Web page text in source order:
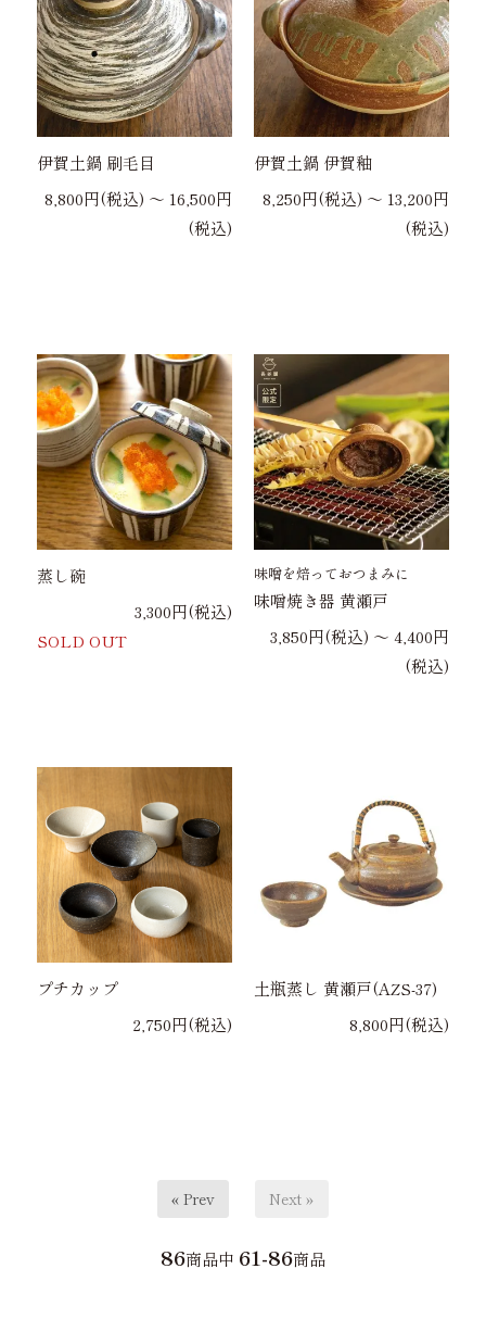
伊賀土鍋 刷毛目
8,800円(税込) 〜 16,500円
(税込)
伊賀土鍋 伊賀釉
8,250円(税込) 〜 13,200円
(税込)
蒸し碗
3,300円(税込)
SOLD OUT
味噌を焙っておつまみに
味噌焼き器 黄瀬戸
3,850円(税込) 〜 4,400円
(税込)
プチカップ
2,750円(税込)
土瓶蒸し 黄瀬戸(AZS-37)
8,800円(税込)
« Prev Next »
86商品中 61-86商品